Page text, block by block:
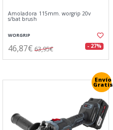
Amoladora 115mm. worgrip 20v
s/bat brush
WORGRIP
46,87€ 63,95€ - 27%
Envío
Gratis